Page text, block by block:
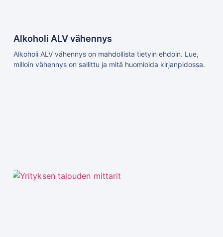
Alkoholi ALV vähennys
Alkoholi ALV vähennys on mahdollista tietyin ehdoin. Lue,
milloin vähennys on sallittu ja mitä huomioida kirjanpidossa.